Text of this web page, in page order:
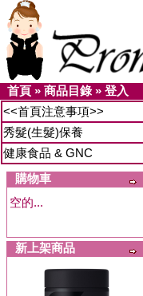
首頁 » 商品目錄» 登入
<<首頁注意事項>>
秀髮(生髮)保養
健康食品 & GNC
購物車
空的...
新上架商品